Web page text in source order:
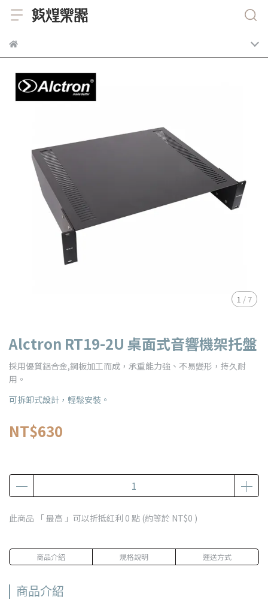
1 / 7
Alctron RT19-2U 桌面式音響機架托盤
採用優質鋁合金,鋼板加工而成，承重能力強、不易變形，持久耐
用。
可拆卸式設計，輕鬆安裝。
NT$630
此商品 「 最高 」可以折抵紅利 0 點 (約等於 NT$0 )
商品介紹 規格說明 運送方式
商品介紹